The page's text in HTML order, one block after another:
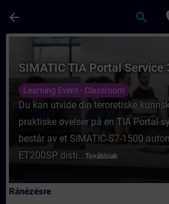
arrow_back search
Tanfolyam - SIMATIC
SIMATIC TIA Portal Service
Learning Event - Classroom
Du kan utvide din teroretiske
praktiske øvelser på en TIA Portal
består av et SIMATIC-S7-1500
ET200SP disti...Továbbiak
Ránézésre